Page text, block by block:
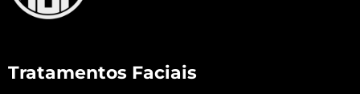
Tratamentos Faciais